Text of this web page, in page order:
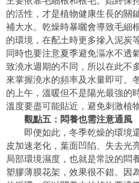
的活性，才是植物健康生長的關
補大水。乾燥時暴曬會導致毛細
的環境，在配土時更多摻入泥炭
同時也要注意夏季避免漚水不透
致澆水週期的不同，所以在此不
來掌握澆水的頻率及水量即可。
的上午，溫暖但不是陽光最強的
溫度要盡可能貼近，避免刺激植物
觀點五：悶養也需注意通風
即便如此，冬季乾燥的環境
皮加速老化，葉面凹陷、失去光
局部環境濕度，也就是常說的悶
塑膠薄膜花架，效果很不錯。因